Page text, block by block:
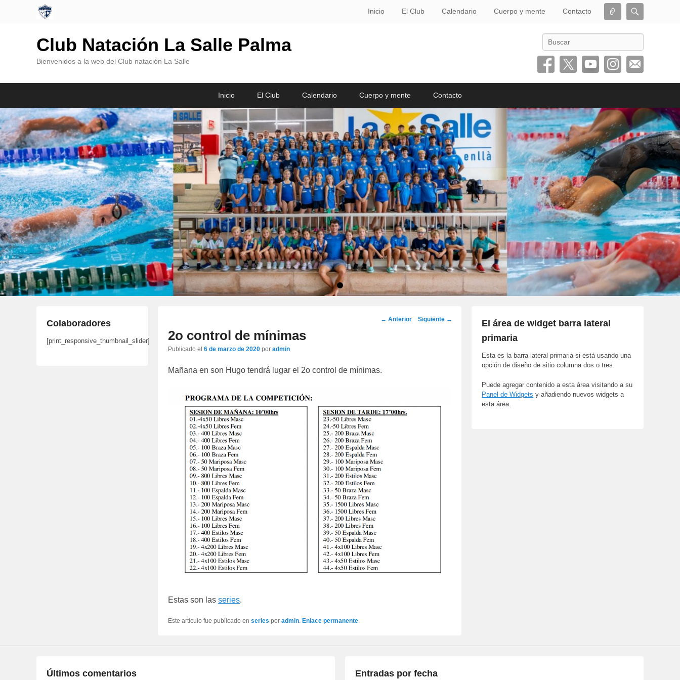
Conectar
Inicio El Club Calendario Cuerpo y mente Contacto
Club Natación La Salle Palma
Bienvenidos a la web del Club natación La Salle
Buscar
contenido
principal
contenido
secundario
Inicio El Club Calendario Cuerpo y mente Contacto
•
Navegación
← Anterior Siguiente →
2o control de mínimas
Publicado el 6 de marzo de 2020 por admin
Mañana en son Hugo tendrá lugar el 2o control de mínimas.
Estas son las series.
Este artículo fue publicado en series por admin. Enlace permanente.
El área de widget barra lateral
primaria
Esta es la barra lateral primaria si está usando una
opción de diseño de sitio columna dos o tres.
Puede agregar contenido a esta área visitando a su
Panel de Widgets y añadiendo nuevos widgets a
esta área.
Colaboradores
[print_responsive_thumbnail_slider]
Últimos comentarios Entradas por fecha